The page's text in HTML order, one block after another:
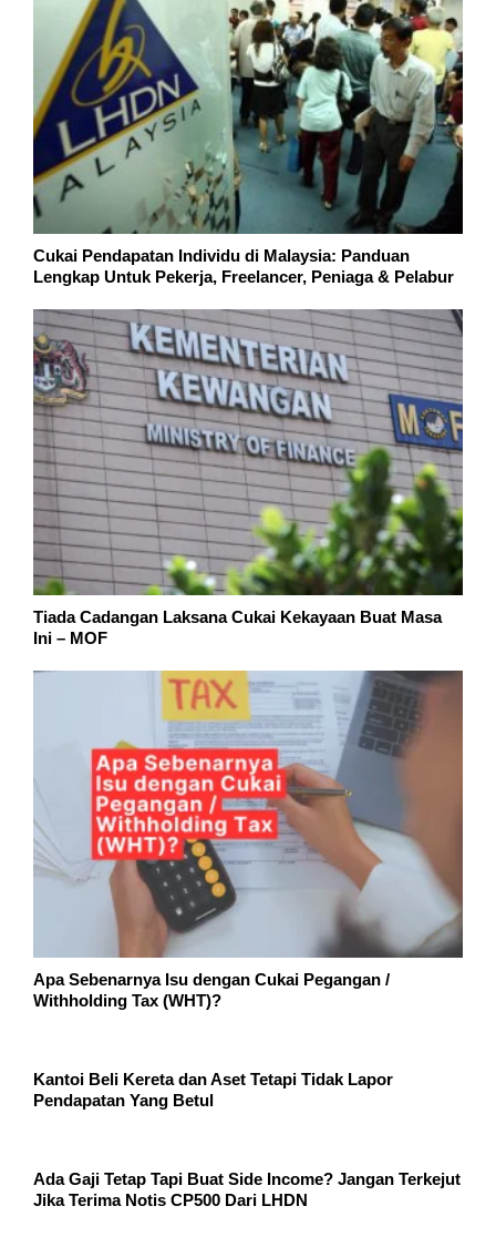
Cukai Pendapatan Individu di Malaysia: Panduan
Lengkap Untuk Pekerja, Freelancer, Peniaga & Pelabur
Tiada Cadangan Laksana Cukai Kekayaan Buat Masa
Ini – MOF
Apa Sebenarnya Isu dengan Cukai Pegangan /
Withholding Tax (WHT)?
Kantoi Beli Kereta dan Aset Tetapi Tidak Lapor
Pendapatan Yang Betul
Ada Gaji Tetap Tapi Buat Side Income? Jangan Terkejut
Jika Terima Notis CP500 Dari LHDN